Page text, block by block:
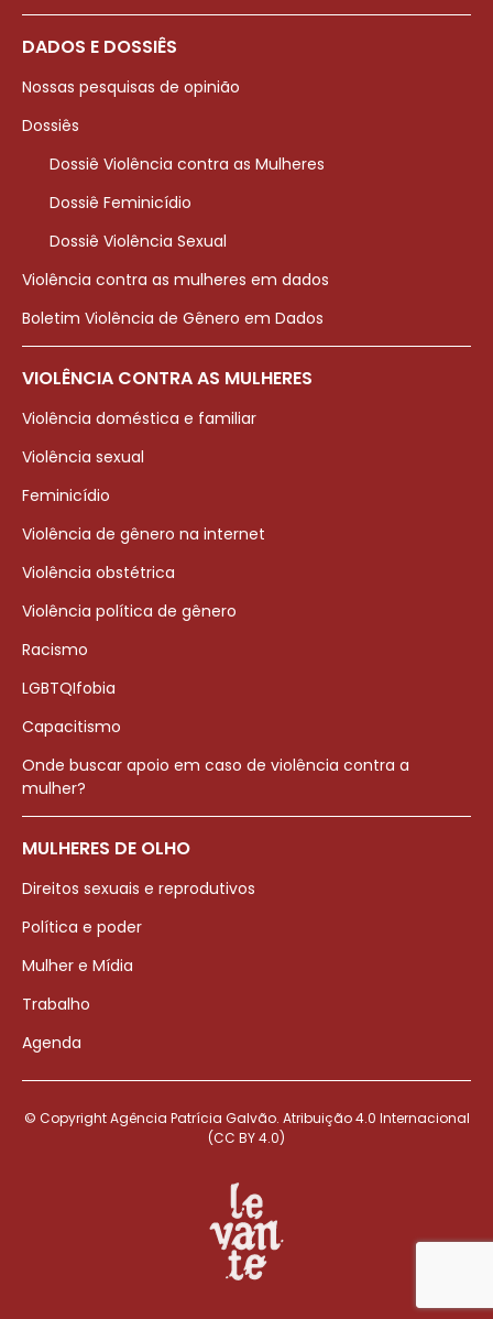
DADOS E DOSSIÊS
Nossas pesquisas de opinião
Dossiês
Dossiê Violência contra as Mulheres
Dossiê Feminicídio
Dossiê Violência Sexual
Violência contra as mulheres em dados
Boletim Violência de Gênero em Dados
VIOLÊNCIA CONTRA AS MULHERES
Violência doméstica e familiar
Violência sexual
Feminicídio
Violência de gênero na internet
Violência obstétrica
Violência política de gênero
Racismo
LGBTQIfobia
Capacitismo
Onde buscar apoio em caso de violência contra a
mulher?
MULHERES DE OLHO
Direitos sexuais e reprodutivos
Política e poder
Mulher e Mídia
Trabalho
Agenda
© Copyright Agência Patrícia Galvão. Atribuição 4.0 Internacional
(CC BY 4.0)